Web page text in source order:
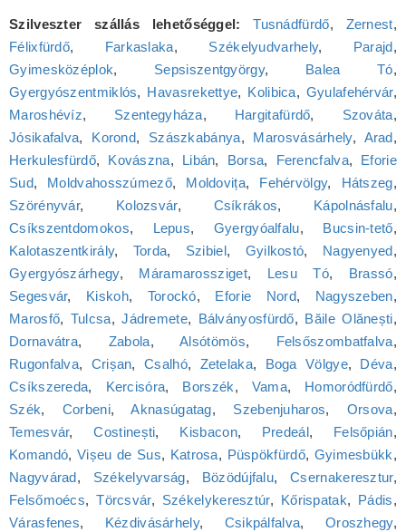
Szilveszter szállás lehetőséggel: Tusnádfürdő, Zernest,
Félixfürdő, Farkaslaka, Székelyudvarhely, Parajd ,
Gyimesközéplok, Sepsiszentgyörgy, Balea Tó,
Gyergyószentmiklós, Havasrekettye, Kolibica, Gyulafehérvár,
Maroshévíz, Szentegyháza, Hargitafürdő, Szováta,
Jósikafalva, Korond, Szászkabánya, Marosvásárhely, Arad ,
Herkulesfürdő, Kovászna, Libán, Borsa, Ferencfalva,
Eforie
Sud, Moldvahosszúmező, Moldovița, Fehérvölgy, Hátszeg,
Szörényvár, Kolozsvár, Csíkrákos, Kápolnásfalu,
Csíkszentdomokos, Lepus, Gyergyóalfalu, Bucsin-tető,
Kalotaszentkirály, Torda, Szibiel , Gyilkostó, Nagyenyed ,
Gyergyószárhegy, Máramarossziget, Lesu Tó, Brassó,
Segesvár, Kiskoh, Torockó, Eforie Nord, Nagyszeben,
Marosfő, Tulcsa,Jádremete, Bálványosfürdő, Băile Olănești,
Dornavátra, Zabola,Alsótömös, Felsőszombatfalva,
Rugonfalva, Crișan,Csalhó, Zetelaka, Boga Völgye, Déva,
Csíkszereda, Kercisóra, Borszék, Vama, Homoródfürdő,
Szék, Corbeni,Aknasúgatag, Szebenjuharos, Orsova,
Temesvár,Costinești, Kisbacon, Predeál , Felsőpián,
Komandó, Vișeu de Sus, Katrosa, Püspökfürdő, Gyimesbükk,
Nagyvárad , Székelyvarság, Bözödújfalu,Csernakeresztur,
Felsőmoécs,Törcsvár, Székelykeresztúr, Kőrispatak, Pádis,
Várasfenes, Kézdivásárhely, Csikpálfalva, Oroszhegy,